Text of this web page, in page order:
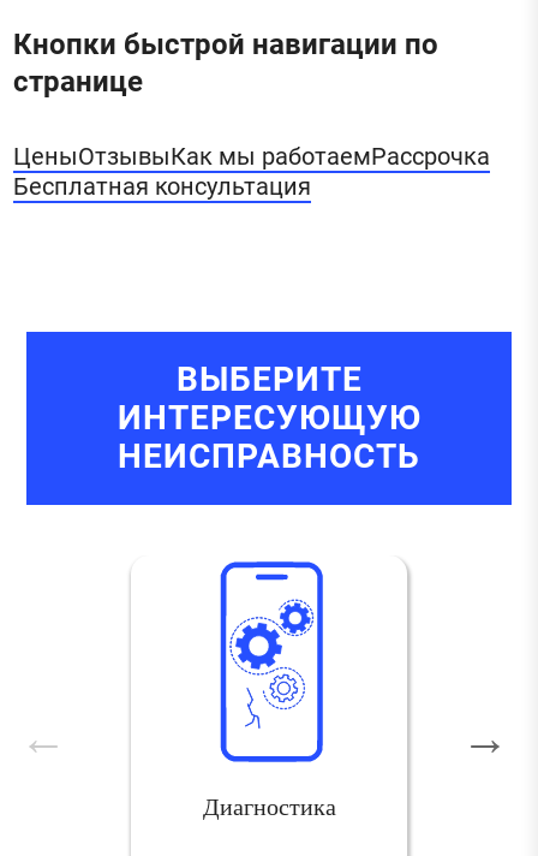
Кнопки быстрой навигации по
странице
ЦеныОтзывыКак мы работаемРассрочка
Бесплатная консультация
ВЫБЕРИТЕ
ИНТЕРЕСУЮЩУЮ
НЕИСПРАВНОСТЬ
Диагностика